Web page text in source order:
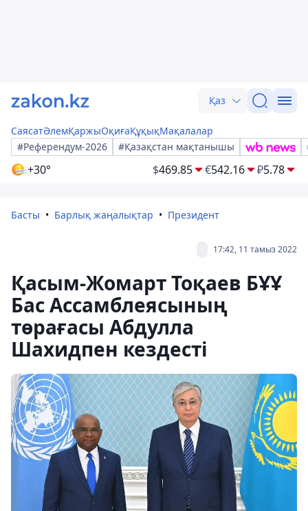
Қаз
СаясатӘлемҚаржыОқиғаҚұқықМақалалар
#Референдум-2026
#Қазақстан мақтанышы
+30° $469.85 €542.16 ₽5.78
Басты Барлық жаңалықтар Президент
17:42, 11 тамыз 2022
Қасым-Жомарт Тоқаев БҰҰ
Бас Ассамблеясының
төрағасы Абдулла
Шахидпен кездесті